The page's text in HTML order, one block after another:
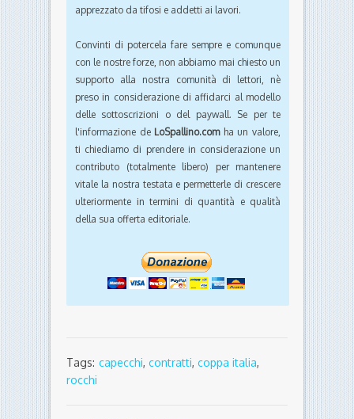
apprezzato da tifosi e addetti ai lavori.
Convinti di potercela fare sempre e comunque
con le nostre forze, non abbiamo mai chiesto un
supporto alla nostra comunità di lettori, nè
preso in considerazione di affidarci al modello
delle sottoscrizioni o del paywall. Se per te
l'informazione de LoSpallino.comha un valore,
ti chiediamo di prendere in considerazione un
contributo (totalmente libero) per mantenere
vitale la nostra testata e permetterle di crescere
ulteriormente in termini di quantità e qualità
della sua offerta editoriale.
Tags: capecchi, contratti, coppa italia,
rocchi